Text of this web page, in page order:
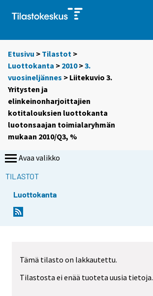
Etusivu > Tilastot >
Luottokanta > 2010>3.
vuosineljännes > Liitekuvio 3.
Yritysten ja
elinkeinonharjoittajien
kotitalouksien luottokanta
luotonsaajan toimialaryhmän
mukaan 2010/Q3, %
Avaa valikko
TILASTOT
Luottokanta
Tämä tilasto on lakkautettu.
Tilastosta ei enää tuoteta uusia tietoja.